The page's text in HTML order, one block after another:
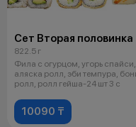
Сет Вторая половинка
822.5 г
Фила с огурцом, угорь спайси,
аляска ролл, эби темпура,
ролл, ролл гейша-24 шт 3 с
10090 ₸